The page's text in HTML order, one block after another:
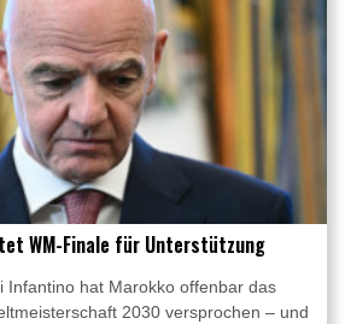
WM-Finale für Unterstützung
Infantino hat Marokko offenbar das
2030 versprochen – und